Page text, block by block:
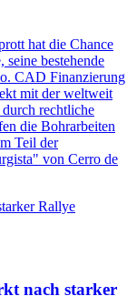
hat die Chance
bestehende
CAD Finanzierung
mit der weltweit
rechtliche
die Bohrarbeiten
Teil der
von Cerro de
nach starker